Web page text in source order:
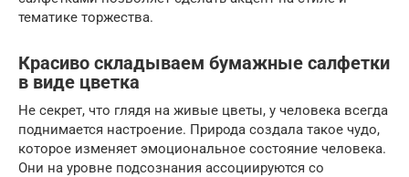
тематике торжества.
Красиво складываем бумажные салфетки
в виде цветка
Не секрет, что глядя на живые цветы, у человека всегда
поднимается настроение. Природа создала такое чудо,
которое изменяет эмоциональное состояние человека.
Они на уровне подсознания ассоциируются со